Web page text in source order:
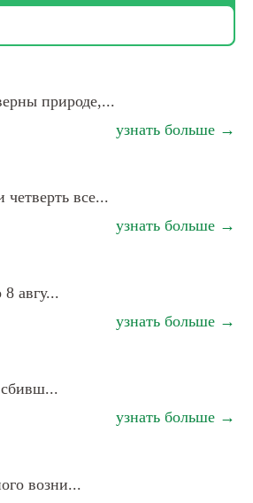
природе,...
узнать больше →
все...
узнать больше →
авгу...
узнать больше →
сбивш...
узнать больше →
возни...